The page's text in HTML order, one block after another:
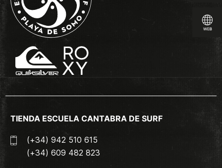
TIENDA ESCUELA CANTABRA DE SURF
(+34) 942 510 615
(+34) 609 482 823